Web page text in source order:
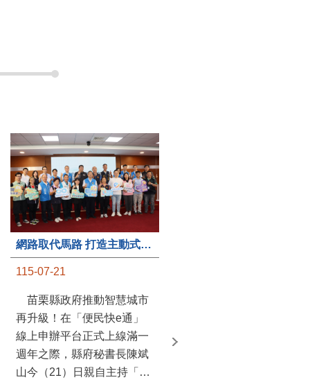
網路取代馬路 打造主動式數位便民服務 苗栗便民快e通 2.0智慧升級啟用
115-07-21
苗栗縣政府推動智慧城市
再升級！在「便民快e通」
線上申辦平台正式上線滿一
週年之際，縣府秘書長陳斌
山今（21）日親自主持「便
運作，這是鄉內第6個、全